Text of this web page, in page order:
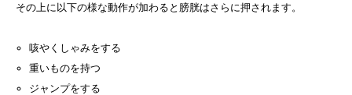
その上に以下の様な動作が加わると膀胱はさらに押されます。
咳やくしゃみをする
重いものを持つ
ジャンプをする